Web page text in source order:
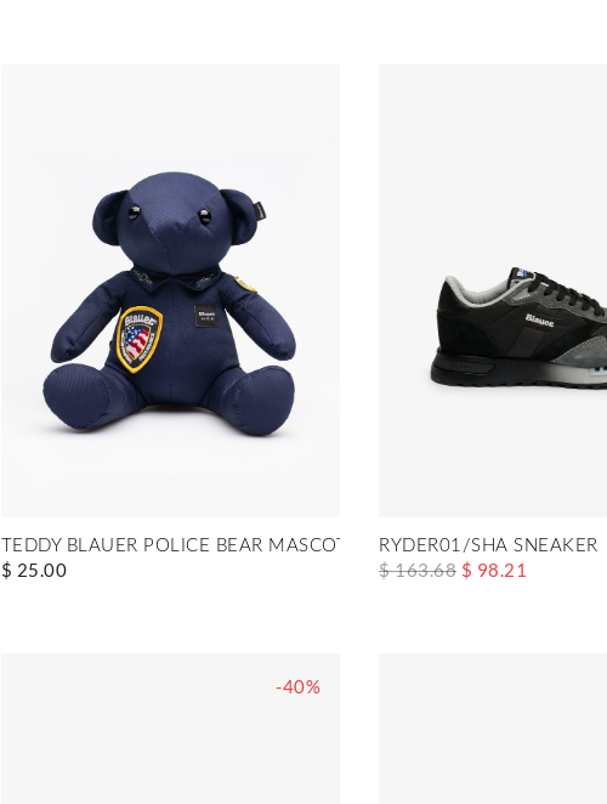
TEDDY BLAUER POLICE BEAR MASCOT
$ 25.00
RYDER01/SHA SNEAKER
$ 163.68 $ 98.21
-40%